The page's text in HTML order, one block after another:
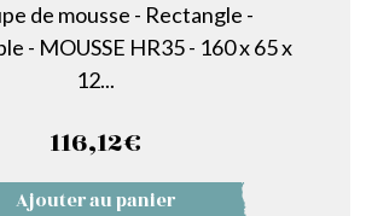
de mousse - Rectangle -
- MOUSSE HR35 - 160 x 65 x
12...
116,12€
Ajouter au panier